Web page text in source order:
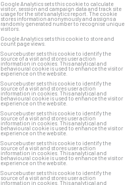
Google Analytics sets this cookie to calculate
visitor, session and campaign data and track site
usage for the site's analytics report. The cookie
stores information anonymously and assigns a
randomly generated number to recognise unique
visitors.
Google Analytics sets this cookie to store and
count page views.
Sourcebuster sets this cookie to identify the
source of a visit and stores user action
information in cookies. This analytical and
behavioural cookie is used to enhance the visitor
experience on the website.
Sourcebuster sets this cookie to identify the
source of a visit and stores user action
information in cookies. This analytical and
behavioural cookie is used to enhance the visitor
experience on the website.
Sourcebuster sets this cookie to identify the
source of a visit and stores user action
information in cookies. This analytical and
behavioural cookie is used to enhance the visitor
experience on the website.
Sourcebuster sets this cookie to identify the
source of a visit and stores user action
information in cookies. This analytical and
behavioural cookie is used to enhance the visitor
experience on the website.
Sourcebuster sets this cookie to identify the
source of a visit and stores user action
information in cookies. This analytical and